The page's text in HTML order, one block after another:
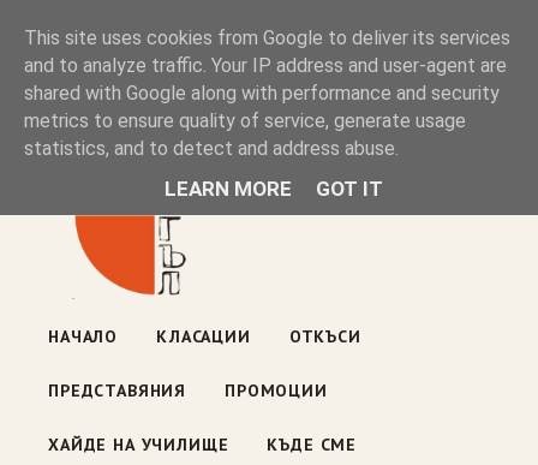
Книжен ъгъл
Блог на книжарницата — класации, откъси, нови книги
ул. „Оборище" 117, София· пон–пет 10:00–19:00 ·
НАЧАЛО КЛАСАЦИИ ОТКЪСИ
ПРЕДСТАВЯНИЯ ПРОМОЦИИ
ХАЙДЕ НА УЧИЛИЩЕ КЪДЕ СМЕ
This site uses cookies from Google to deliver its services
and to analyze traffic. Your IP address and user-agent are
shared with Google along with performance and security
metrics to ensure quality of service, generate usage
statistics, and to detect and address abuse.
LEARN MORE GOT IT